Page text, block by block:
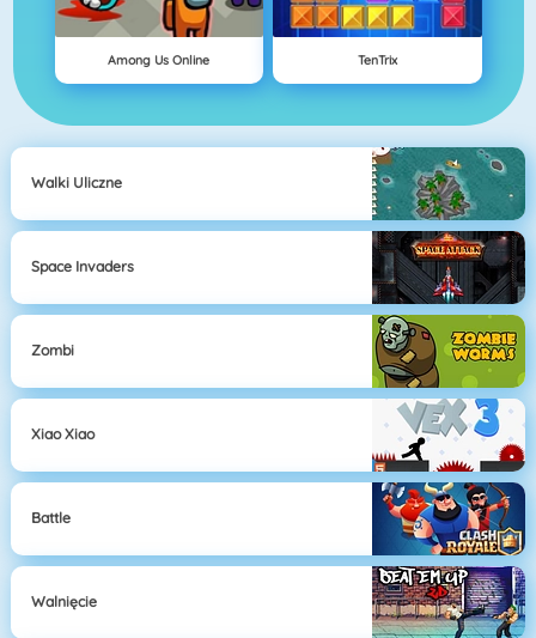
Among Us Online TenTrix
Walki Uliczne
Space Invaders
Zombi
Xiao Xiao
Battle
Walnięcie